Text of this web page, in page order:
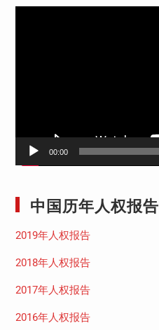
00:00
中国历年人权报告
2019年人权报告
2018年人权报告
2017年人权报告
2016年人权报告